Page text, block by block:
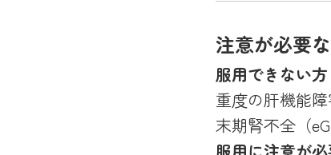
注意が必要
服用できない方
重度の肝機能障
末期腎不全（